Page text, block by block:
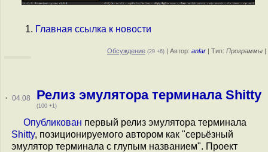
Главная ссылка к новости
Обсуждение (29 +6) | Автор: anlar | Тип: Программы |
· 04.08 Релиз эмулятора терминала Shitty
(100 +1)
Опубликован первый релиз эмулятора терминала
Shitty, позиционируемого автором как "серьёзный
эмулятор терминала с глупым названием". Проект